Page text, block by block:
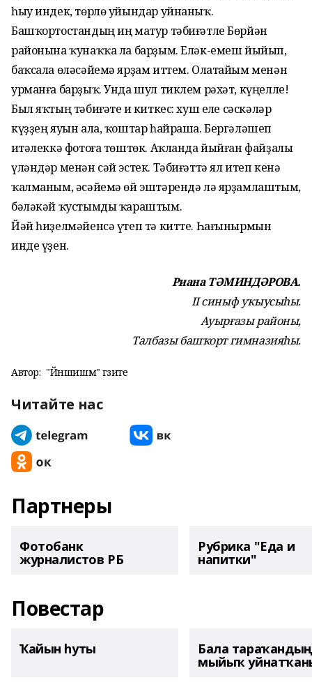
һыу индек, төрлө уйындар уйнаныҡ.
Башҡортостандың иң матур тәбиғәтле Бөрйән
районына ҡунаҡҡа ла барҙым. Еләк-емеш йыйып,
баҡсала өләсәйемә ярҙам иттем. Олатайым менән
урманға барҙыҡ. Унда шул тиклем рәхәт, күңелле!
Был яҡтың тәбиғәте иҫ киткес: хуш еҫле сәскәләр
күҙҙең яуын ала, ҡоштар һайраша. Бергәләшеп
иҫтәлеккә фотоға төштөк. Аҡланда йыйған файҙалы
үләндәр менән сәй эстек. Тәбиғәттә ял итеп кенә
ҡалманым, әсәйемә өй эштәрендә лә ярҙамлаштым,
бәләкәй ҡустымды ҡараштым.
Йәй һиҙелмәйенсә үтеп тә китте. Һағынырмын
инде үҙен.
Риана ТӘМИНДӘРОВА.
II синыф уҡыусыһы.
Ауырғазы районы,
Талбазы башҡорт гимназияһы.
Автор: "Йәншишмә" гәзите
Читайте нас
Партнеры
Фотобанк
журналистов РБ
Рубрика "Еда и
напитки"
Повестар
Ҡайын һуты Бала тараҡандың
мыйыҡ